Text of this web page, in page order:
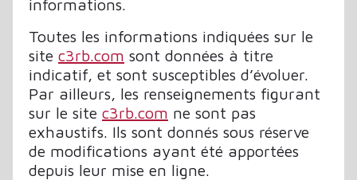
informations.
Toutes les informations indiquées sur le
site c3rb.com sont données à titre
indicatif, et sont susceptibles d’évoluer.
Par ailleurs, les renseignements figurant
sur le site c3rb.com ne sont pas
exhaustifs. Ils sont donnés sous réserve
de modifications ayant été apportées
depuis leur mise en ligne.